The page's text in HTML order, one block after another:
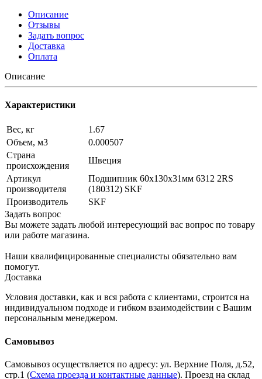
Описание
Отзывы
Задать вопрос
Доставка
Оплата
Описание
Характеристики
Вес, кг
1.67
Объем, м3
0.000507
Страна
происхождения
Швеция
Артикул
производителя
Подшипник 60х130х31мм 6312 2RS
(180312) SKF
Производитель
SKF
Задать вопрос
Вы можете задать любой интересующий вас вопрос по товару
или работе магазина.
Наши квалифицированные специалисты обязательно вам
помогут.
Доставка
Условия доставки, как и вся работа с клиентами, строится на
индивидуальном подходе и гибком взаимодействии с Вашим
персональным менеджером.
Самовывоз
Самовывоз осуществляется по адресу: ул. Верхние Поля, д.52,
стр.1 (Схема проезда и контактные данные). Проезд на склад